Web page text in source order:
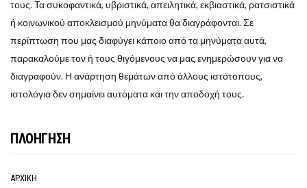
τους. Τα συκοφαντικά, υβριστικά, απειλητικά, εκβιαστικά, ρατσιστικά
ή κοινωνικού αποκλεισμού μηνύματα θα διαγράφονται. Σε
περίπτωση που μας διαφύγει κάποιο από τα μηνύματα αυτά,
παρακαλούμε τον ή τους θιγόμενους να μας ενημερώσουν για να
διαγραφούν. Η ανάρτηση θεμάτων από άλλους ιστότοπους,
ιστολόγια δεν σημαίνει αυτόματα και την αποδοχή τους.
ΠΛΟΗΓΗΣΗ
ΑΡΧΙΚΗ